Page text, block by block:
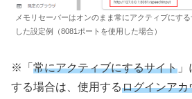
メモリセーバーはオンのまま常にアクティブにす
した設定例（8081ポートを使用した場合）
※「 常にアクティブにするサイト
する場合は、使用するログインアカ